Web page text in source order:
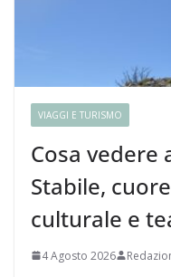
VIAGGI E TURISMO
Cosa vedere
Stabile,
culturale e
4 Agosto 2026